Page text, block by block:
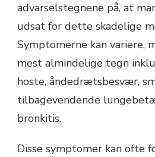
advarselstegnene på, at
udsat for dette skadelige
Symptomerne kan variere,
mest almindelige tegn
hoste, åndedrætsbesvær,
tilbagevendende
bronkitis.
Disse symptomer kan ofte